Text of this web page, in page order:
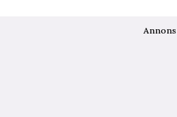
Annons